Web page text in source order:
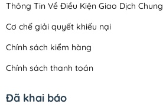
Thông Tin Về Điều Kiện Giao Dịch Chung
Cơ chế giải quyết khiếu nại
Chính sách kiểm hàng
Chính sách thanh toán
Đã khai báo